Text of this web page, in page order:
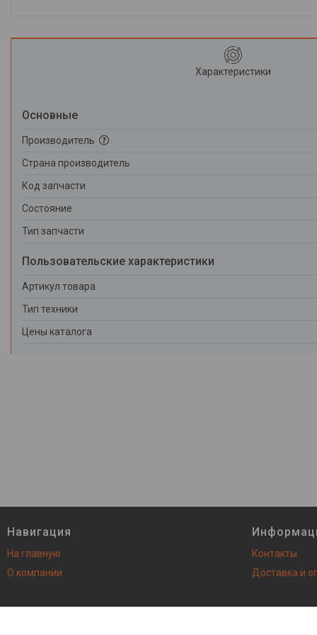
Характеристики
Основные
Производитель
Страна производитель
Код запчасти
Состояние
Тип запчасти
Пользовательские характеристики
Артикул товара
Тип техники
Цены каталога
Навигация
На главную
О компании
Контакты
Доставка и